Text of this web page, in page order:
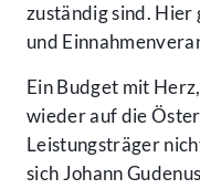
zuständig sind. Hier
und
Ein Budget mit
wieder auf die
Leistungsträger
sich Johann